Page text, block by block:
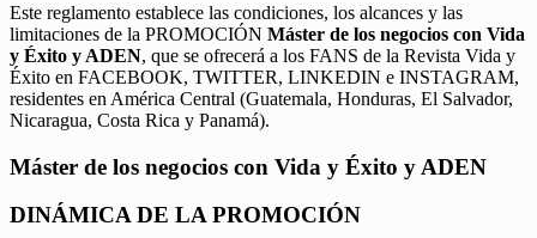
Este reglamento establece las condiciones, los alcances y las
limitaciones de la PROMOCIÓN Máster de los negocios con Vida
y Éxito y ADEN, que se ofrecerá a los FANS de la Revista Vida y
Éxito en FACEBOOK, TWITTER, LINKEDIN e INSTAGRAM,
residentes en América Central (Guatemala, Honduras, El Salvador,
Nicaragua, Costa Rica y Panamá).
Máster de los negocios con Vida y Éxito y ADEN
DINÁMICA DE LA PROMOCIÓN